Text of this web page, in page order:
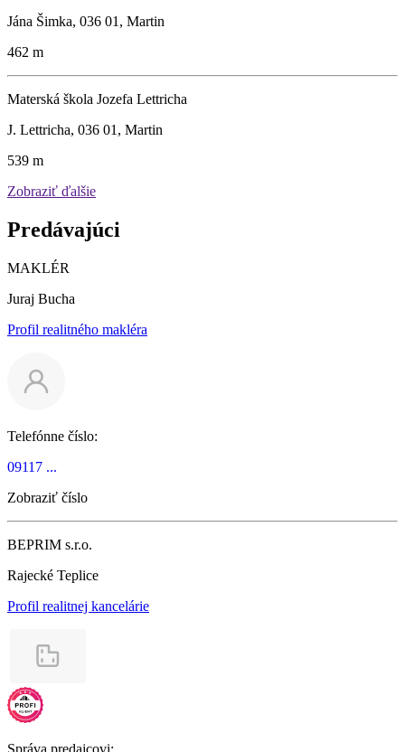
Jána Šimka, 036 01, Martin
462 m
Materská škola Jozefa Lettricha
J. Lettricha, 036 01, Martin
539 m
Zobraziť ďalšie
Predávajúci
MAKLÉR
Juraj Bucha
Profil realitného makléra
Telefónne číslo:
09117 ...
Zobraziť číslo
BEPRIM s.r.o.
Rajecké Teplice
Profil realitnej kancelárie
Správa predajcovi: